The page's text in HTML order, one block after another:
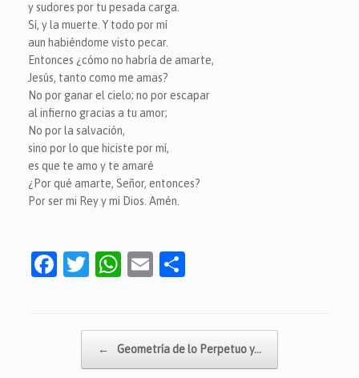
y sudores por tu pesada carga.
Sí, y la muerte. Y todo por mí
aun habiéndome visto pecar.
Entonces ¿cómo no habría de amarte,
Jesús, tanto como me amas?
No por ganar el cielo; no por escapar
al infierno gracias a tu amor;
No por la salvación,
sino por lo que hiciste por mí,
es que te amo y te amaré
¿Por qué amarte, Señor, entonces?
Por ser mi Rey y mi Dios. Amén.
F
T
er
W
s
A
E
l
p
ar
← Geometría de lo Perpetuo y…